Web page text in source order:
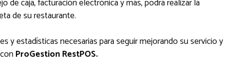
de caja, facturación electrónica y más, podrá realizar la
de su restaurante.
y estadísticas necesarias para seguir mejorando su servicio y
ProGestion RestPOS.